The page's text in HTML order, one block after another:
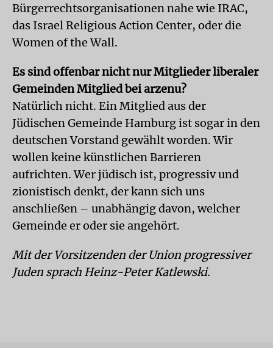
Bürgerrechtsorganisationen nahe wie IRAC,
das Israel Religious Action Center, oder die
Women of the Wall.
Es sind offenbar nicht nur Mitglieder liberaler
Gemeinden Mitglied bei arzenu?
Natürlich nicht. Ein Mitglied aus der
Jüdischen Gemeinde Hamburg ist sogar in den
deutschen Vorstand gewählt worden. Wir
wollen keine künstlichen Barrieren
aufrichten. Wer jüdisch ist, progressiv und
zionistisch denkt, der kann sich uns
anschließen – unabhängig davon, welcher
Gemeinde er oder sie angehört.
Mit der Vorsitzenden der Union progressiver
Juden sprach Heinz-Peter Katlewski.